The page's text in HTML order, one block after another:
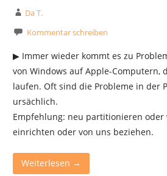
Da T.
Kommentar schreiben
▶︎ Immer wieder kommt es zu
von Windows auf Apple-Computern,
laufen. Oft sind die Probleme in der
ursächlich.
Empfehlung: neu partitionieren
einrichten oder von uns beziehen.
Weiterlesen →